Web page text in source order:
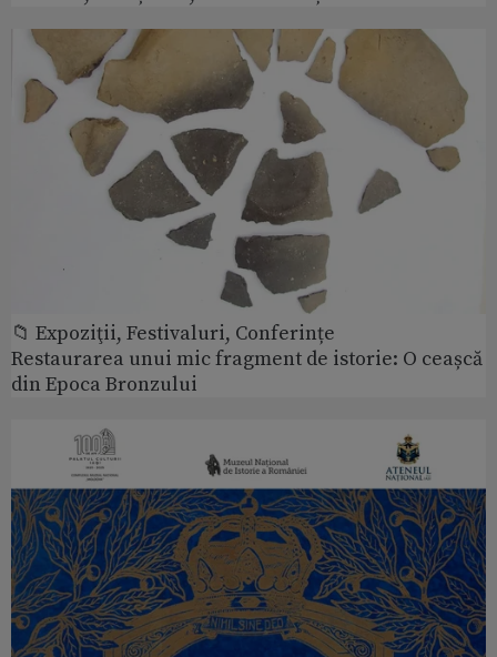
📁 Expoziţii, Festivaluri, Conferințe
Restaurarea unui mic fragment de istorie: O ceașcă
din Epoca Bronzului